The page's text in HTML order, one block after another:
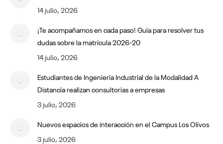
14 julio, 2026
¡Te acompañamos en cada paso! Guía para resolver tus
dudas sobre la matrícula 2026-20
14 julio, 2026
Estudiantes de Ingeniería Industrial de la Modalidad A
Distancia realizan consultorías a empresas
3 julio, 2026
Nuevos espacios de interacción en el Campus Los Olivos
3 julio, 2026